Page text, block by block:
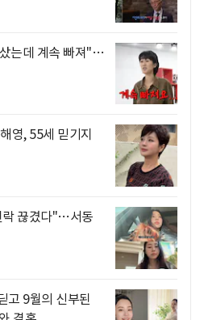
는데 계속 빠져"…
영, 55세 믿기지
락 끊겼다"…서동
고 9월의 신부된